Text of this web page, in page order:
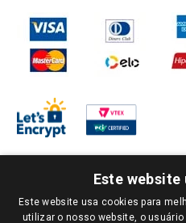
PARA VER OS PREÇOS DA SUA
Este
Este website usa cookies para
utilizar o nosso website, o